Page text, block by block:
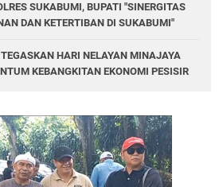
SUKABUMI, BUPATI "SINERGITAS
DAN KETERTIBAN DI SUKABUMI"
HARI NELAYAN MINAJAYA
KEBANGKITAN EKONOMI PESISIR